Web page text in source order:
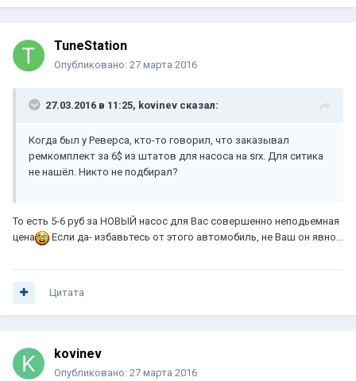
TuneStation
Опубликовано: 27 марта 2016
27.03.2016 в 11:25, kovinev сказал:
Когда был у Реверса, кто-то говорил, что заказывал
ремкомплект за 6$ из штатов для насоса на srx. Для ситика
не нашёл. Никто не подбирал?
То есть 5-6 руб за НОВЫЙ насос для Вас совершенно неподьемная
цена
Если да- избавьтесь от этого автомобиль, не Ваш он явно...
Цитата
kovinev
Опубликовано: 27 марта 2016